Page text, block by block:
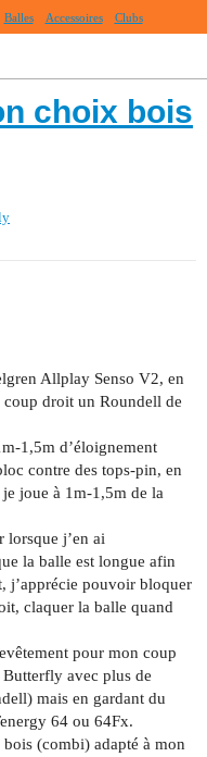
Balles Accessoires Clubs
choix bois
Allplay Senso V2, en
coup droit un Roundell de
1,5m d’éloignement
contre des tops-pin, en
joue à 1m-1,5m de la
lorsque j’en ai
la balle est longue afin
j’apprécie pouvoir bloquer
claquer la balle quand
pour mon coup
avec plus de
mais en gardant du
64 ou 64Fx.
(combi) adapté à mon